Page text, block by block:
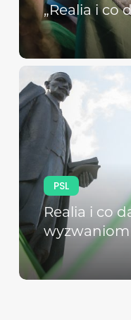
„Realia i co
PSL
Realia i co
wyzwaniom